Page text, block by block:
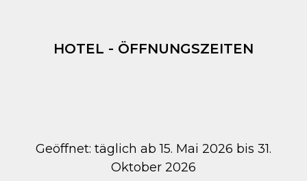
HOTEL - ÖFFNUNGSZEITEN
Geöffnet: täglich ab 15. Mai 2026 bis 31.
Oktober 2026